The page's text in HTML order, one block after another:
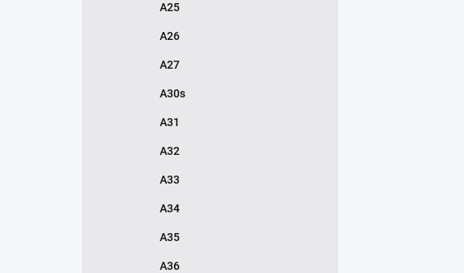
A25
A26
A27
A30s
A31
A32
A33
A34
A35
A36